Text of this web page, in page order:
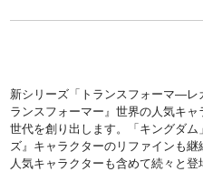
新シリーズ「トランスフォーマ―レ
ランスフォーマー』世界の人気キ
世代を創り出します。「キングダ
ズ』キャラクターのリファインも
人気キャラクターも含めて続々と登